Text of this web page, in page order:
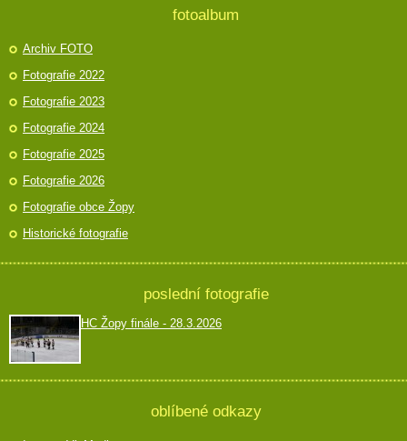
fotoalbum
Archiv FOTO
Fotografie 2022
Fotografie 2023
Fotografie 2024
Fotografie 2025
Fotografie 2026
Fotografie obce Žopy
Historické fotografie
poslední fotografie
HC Žopy finále - 28.3.2026
oblíbené odkazy